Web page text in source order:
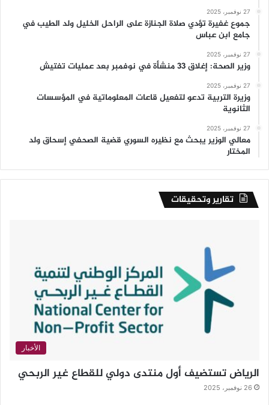
27 نوفمبر، 2025
جموع غفيرة تؤدي صلاة الجنازة على الراحل الخليل ولد الطيب في
جامع ابن عباس
27 نوفمبر، 2025
وزير الصحة: إغلاق 33 منشأة في نوفمبر بعد عمليات تفتيش
27 نوفمبر، 2025
وزيرة التربية تدعو لتفعيل قاعات المعلوماتية في المؤسسات
الثانوية
27 نوفمبر، 2025
معالي الوزير يبحث مع نظيره السوري قضية الصحفي إسحاق ولد
المختار
تقارير وتحقيقات
الأخبار
الرياض تستضيف أول منتدى دولي للقطاع غير الربحي
26 نوفمبر، 2025